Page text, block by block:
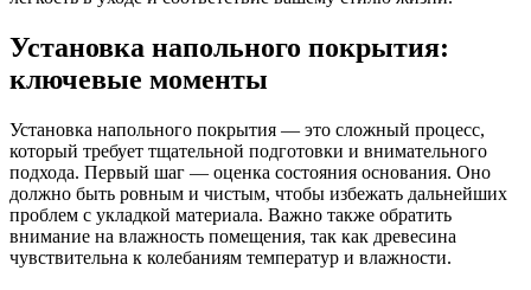
Установка напольного покрытия:
ключевые моменты
Установка напольного покрытия — это сложный процесс,
который требует тщательной подготовки и внимательного
подхода. Первый шаг — оценка состояния основания. Оно
должно быть ровным и чистым, чтобы избежать дальнейших
проблем с укладкой материала. Важно также обратить
внимание на влажность помещения, так как древесина
чувствительна к колебаниям температур и влажности.